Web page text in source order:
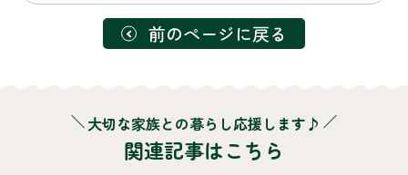
前のページに戻る
大切な家族との暮らし応援します♪
関連記事はこちら